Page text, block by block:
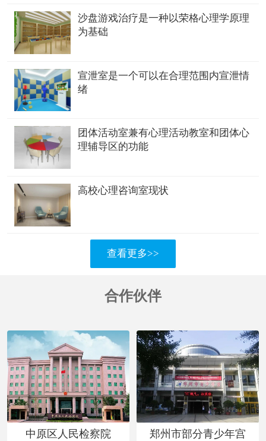
沙盘游戏治疗是一种以荣格心理学原理
为基础
宣泄室是一个可以在合理范围内宣泄情
绪
团体活动室兼有心理活动教室和团体心
理辅导区的功能
高校心理咨询室现状
查看更多>>
合作伙伴
中原区人民检察院 郑州市部分青少年宫